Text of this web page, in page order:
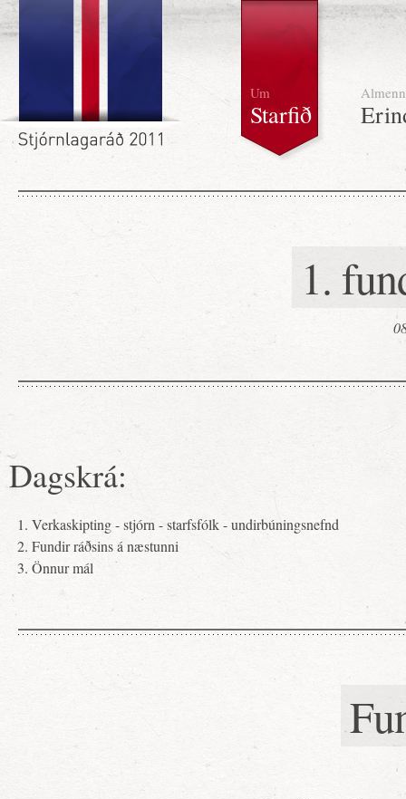
Um
Starfið
Almenn
1.
Dagskrá:
Verkaskipting - stjórn - starfsfólk - undirbúningsnefnd
Fundir ráðsins á næstunni
Önnur mál